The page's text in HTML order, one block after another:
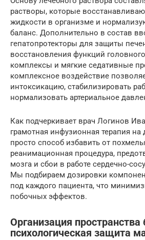
растворы, которые
жидкости в организме и
баланс. Дополнительно в состав
гепатопротекторы для защиты
восстановления функций
комплексы и мягкие седативные
комплексное воздействие
интоксикацию, стабилизировать
нормализовать артериальное
Как подчеркивает врач Логинов
грамотная инфузионная терапия
просто способ избавить от
реанимационная процедура,
мозга и сбои в работе сердечно-
Мы подбираем дозировки
под каждого пациента, что
побочных эффектов.
Организация пространства
психологическая защита